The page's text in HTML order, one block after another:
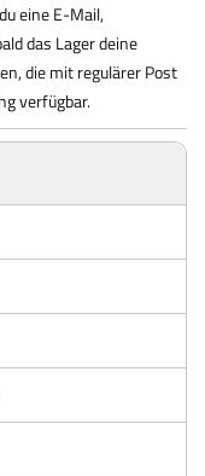
eine E-Mail,
das Lager deine
die mit regulärer Post
verfügbar.